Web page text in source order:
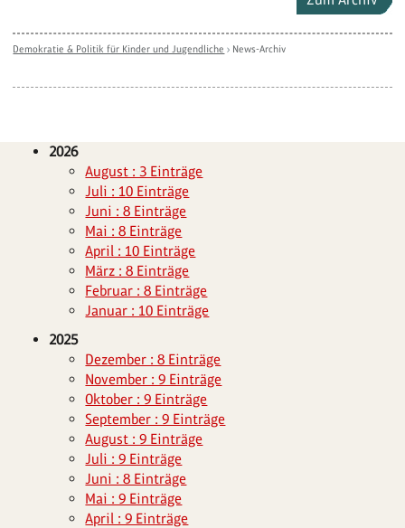
Demokratie & Politik für Kinder und Jugendliche › News-Archiv
2026
August : 3 Einträge
Juli : 10 Einträge
Juni : 8 Einträge
Mai : 8 Einträge
April : 10 Einträge
März : 8 Einträge
Februar : 8 Einträge
Januar : 10 Einträge
2025
Dezember : 8 Einträge
November : 9 Einträge
Oktober : 9 Einträge
September : 9 Einträge
August : 9 Einträge
Juli : 9 Einträge
Juni : 8 Einträge
Mai : 9 Einträge
April : 9 Einträge